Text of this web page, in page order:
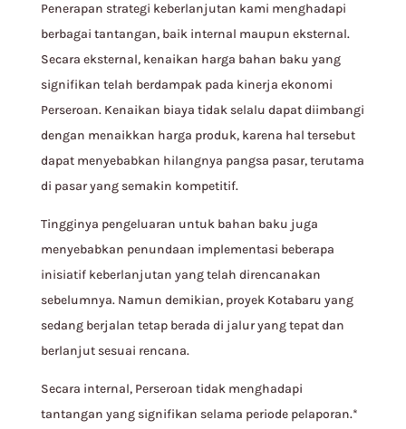
Penerapan strategi keberlanjutan kami menghadapi
berbagai tantangan, baik internal maupun eksternal.
Secara eksternal, kenaikan harga bahan baku yang
signifikan telah berdampak pada kinerja ekonomi
Perseroan. Kenaikan biaya tidak selalu dapat diimbangi
dengan menaikkan harga produk, karena hal tersebut
dapat menyebabkan hilangnya pangsa pasar, terutama
di pasar yang semakin kompetitif.
Tingginya pengeluaran untuk bahan baku juga
menyebabkan penundaan implementasi beberapa
inisiatif keberlanjutan yang telah direncanakan
sebelumnya. Namun demikian, proyek Kotabaru yang
sedang berjalan tetap berada di jalur yang tepat dan
berlanjut sesuai rencana.
Secara internal, Perseroan tidak menghadapi
tantangan yang signifikan selama periode pelaporan.*